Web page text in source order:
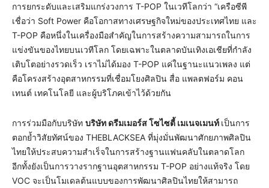
การยกระดับและเสริมแกร่งวงการ T-POP ในเวทีโลกว่า “เครือซีพี
เชื่อว่า Soft Power คือโอกาสทางเศรษฐกิจใหม่ของประเทศไทย และ
T-POP คือหนึ่งในเครื่องมือสำคัญในการสร้างความสามารถในการ
แข่งขันของไทยบนเวทีโลก โดยเฉพาะในตลาดบันเทิงเอเชียที่กำลัง
เติบโตอย่างรวดเร็ว เราไม่ได้มอง T-POP แค่ในฐานะแนวเพลง แต่
คือโครงสร้างอุตสาหกรรมที่เชื่อมโยงศิลปิน สื่อ แพลตฟอร์ม คอน
เทนต์ เทคโนโลยี และผู้บริโภคเข้าไว้ด้วยกัน
การร่วมมือกับบริษัท บริษัท ดรีมเมอร์ส โซไซตี้ เมเนจเมนท์ เป็นการ
ตอกย้ำวิสัยทัศน์ของ THEBLACKSEA ที่มุ่งมั่นพัฒนาศักยภาพศิลปิน
ไทยให้ประสบความสำเร็จในการสร้างฐานแฟนคลับในตลาดโลก
อีกทั้งยังเป็นการวางรากฐานอุตสาหกรรม T-POP อย่างแท้จริง โดย
VOC จะเป็นโมเดลต้นแบบของการพัฒนาศิลปินไทยให้สามารถ